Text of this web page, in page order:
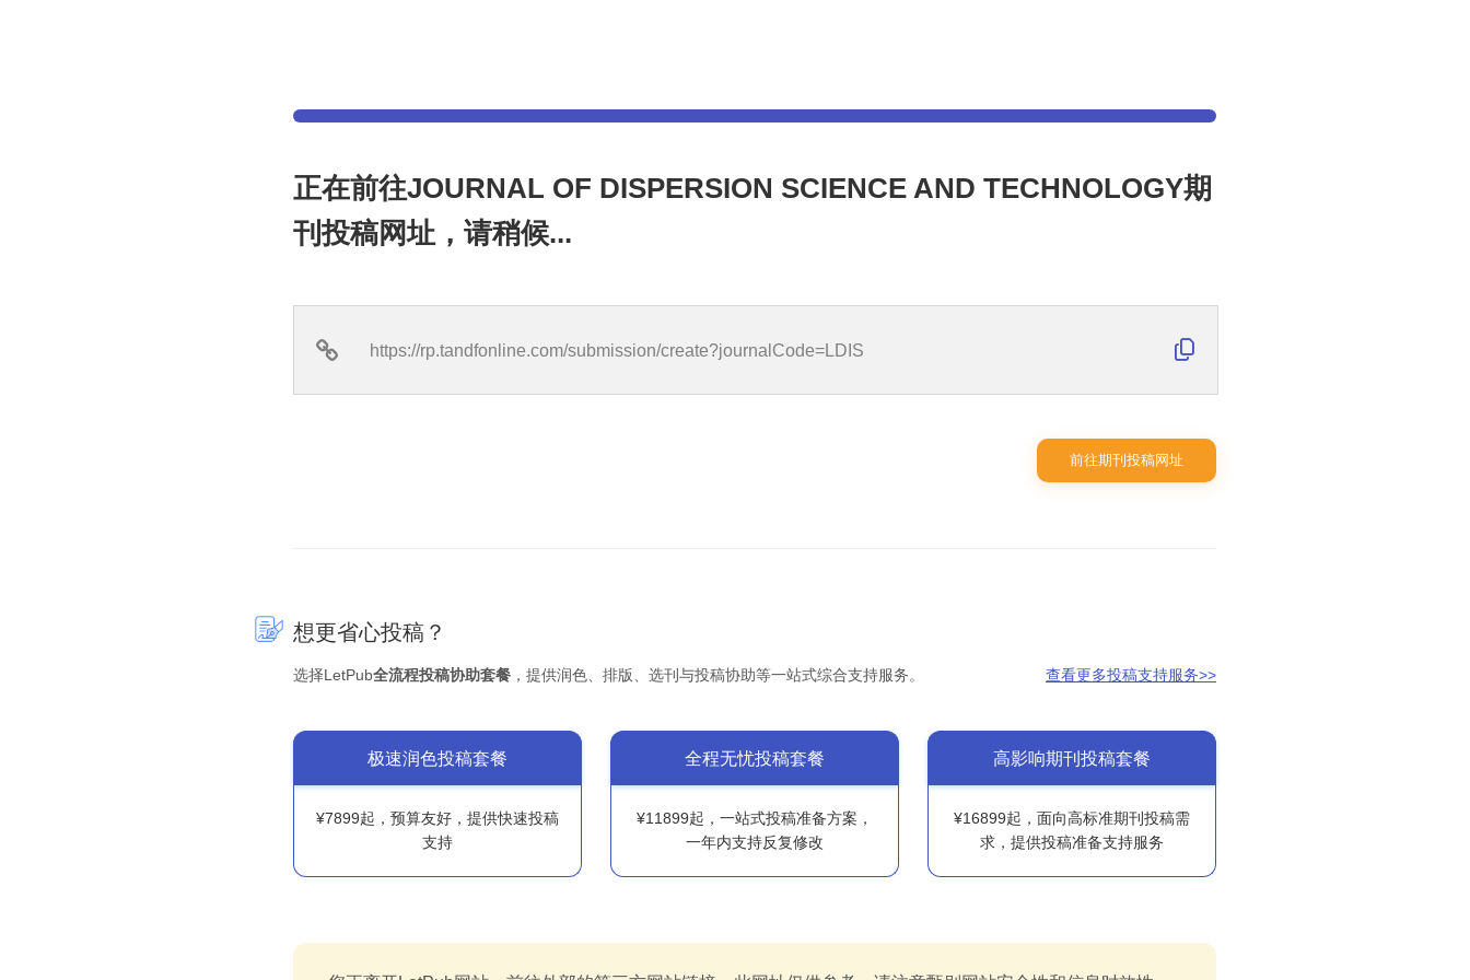
正在前往JOURNAL OF DISPERSION SCIENCE AND TECHNOLOGY期
刊投稿网址，请稍候...
https://rp.tandfonline.com/submission/create?journalCode=LDIS
想更省心投稿？
选择LetPub全流程投稿协助套餐 ，提供润色、排版、选刊与投稿协助等一站式综合支持服务。 查看更多投稿支持服务>>
极速润色投稿套餐
¥7899起，预算友好，提供快速投稿
支持
全程无忧投稿套餐
¥11899起，一站式投稿准备方案，
一年内支持反复修改
高影响期刊投稿套餐
¥16899起，面向高标准期刊投稿需
求，提供投稿准备支持服务